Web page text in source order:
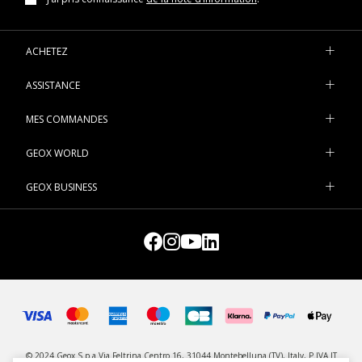
ACHETEZ
ASSISTANCE
MES COMMANDES
GEOX WORLD
GEOX BUSINESS
© 2024 Geox S.p.a Via Feltrina Centro 16, 31044 Montebelluna (TV), Italy, P.IVA IT